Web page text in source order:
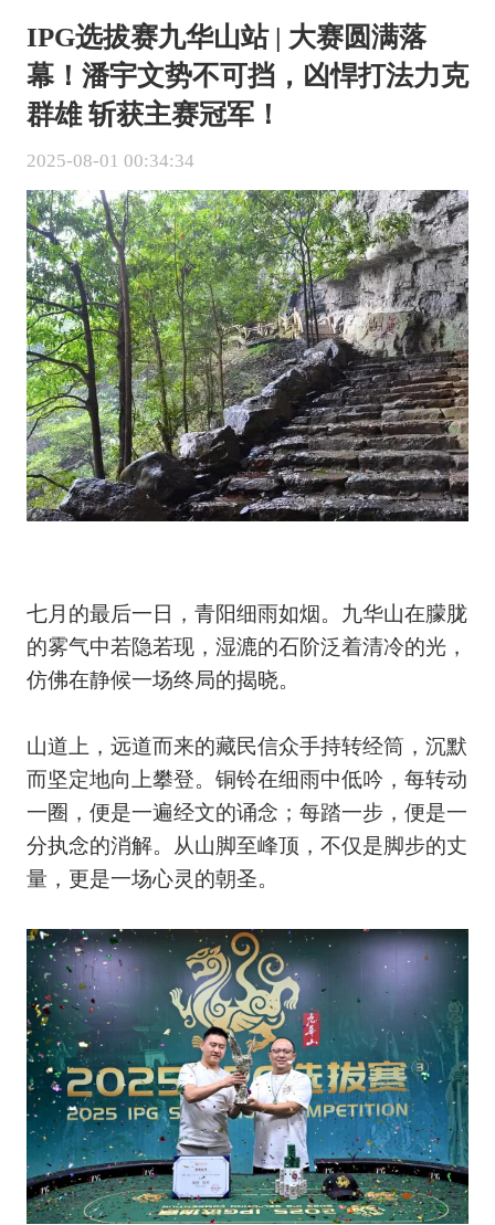
IPG选拔赛九华山站 | 大赛圆满落
幕！潘宇文势不可挡，凶悍打法力克
群雄 斩获主赛冠军！
2025-08-01 00:34:34
七月的最后一日，青阳细雨如烟。九华山在朦胧
的雾气中若隐若现，湿漉的石阶泛着清冷的光，
仿佛在静候一场终局的揭晓。
山道上，远道而来的藏民信众手持转经筒，沉默
而坚定地向上攀登。铜铃在细雨中低吟，每转动
一圈，便是一遍经文的诵念；每踏一步，便是一
分执念的消解。从山脚至峰顶，不仅是脚步的丈
量，更是一场心灵的朝圣。